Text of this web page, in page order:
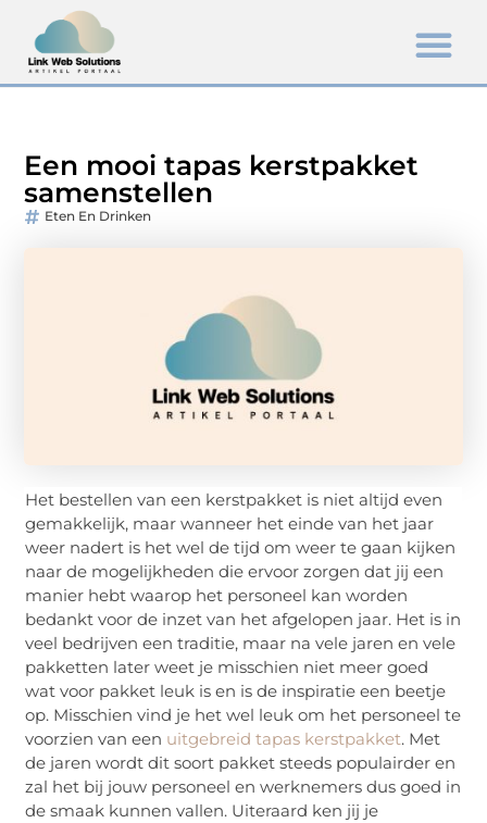
Een mooi tapas kerstpakket
samenstellen
Eten En Drinken
Het bestellen van een kerstpakket is niet altijd even
gemakkelijk, maar wanneer het einde van het jaar
weer nadert is het wel de tijd om weer te gaan kijken
naar de mogelijkheden die ervoor zorgen dat jij een
manier hebt waarop het personeel kan worden
bedankt voor de inzet van het afgelopen jaar. Het is in
veel bedrijven een traditie, maar na vele jaren en vele
pakketten later weet je misschien niet meer goed
wat voor pakket leuk is en is de inspiratie een beetje
op. Misschien vind je het wel leuk om het personeel te
voorzien van een uitgebreid tapas kerstpakket. Met
de jaren wordt dit soort pakket steeds populairder en
zal het bij jouw personeel en werknemers dus goed in
de smaak kunnen vallen. Uiteraard ken jij je